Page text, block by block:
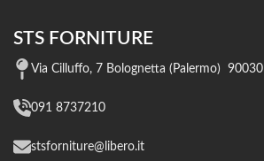
STS FORNITURE
Via Cilluffo, 7 Bolognetta (Palermo) 90030
091 8737210
stsforniture@libero.it